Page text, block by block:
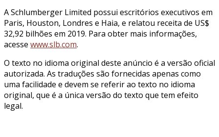
A Schlumberger Limited possui escritórios executivos em
Paris, Houston, Londres e Haia, e relatou receita de US$
32,92 bilhões em 2019. Para obter mais informações,
acesse www.slb.com.
O texto no idioma original deste anúncio é a versão oficial
autorizada. As traduções são fornecidas apenas como
uma facilidade e devem se referir ao texto no idioma
original, que é a única versão do texto que tem efeito
legal.